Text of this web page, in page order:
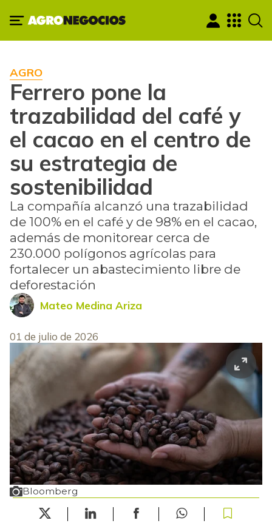
AGRO
Ferrero pone la
trazabilidad del café y
el cacao en el centro de
su estrategia de
sostenibilidad
La compañía alcanzó una trazabilidad
de 100% en el café y de 98% en el cacao,
además de monitorear cerca de
230.000 polígonos agrícolas para
fortalecer un abastecimiento libre de
deforestación
Mateo Medina Ariza
01 de julio de 2026
Bloomberg